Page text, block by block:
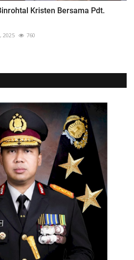
Kristen Bersama Pdt.
2025 760